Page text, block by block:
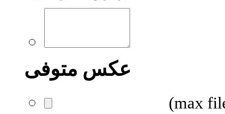
عکس متوفی